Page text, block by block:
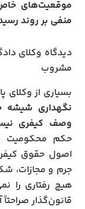
موقعیت‌های
منفی بر روند
دیدگاه وکلای
مشروب
بسیاری از وکلای
نگهداری شیشه
وصف کیفری
حکم محکومیت
اصول حقوق
جرم و مجازات،
هیچ رفتاری را
قانون‌گذار